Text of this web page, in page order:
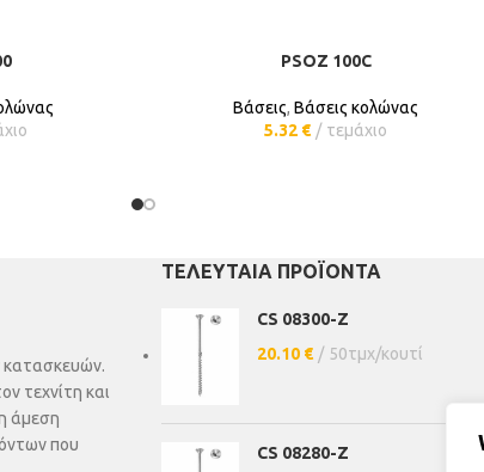
ΚΑΛΆΘΙ ΠΡΟΣΘΉΚΗ ΣΤΟ ΚΑΛΆΘΙ
PSOZ 100C
Βάσεις,Βάσεις κολώνας
5.32 € τεμάχιο
κατασκευών.
τεχνίτη και
άμεση
που
ΤΕΛΕΥΤΑΊΑ ΠΡΟΪΌΝΤΑ
CS 08300-Z
20.10 € 50τμχ/κουτί
CS 08280-Z